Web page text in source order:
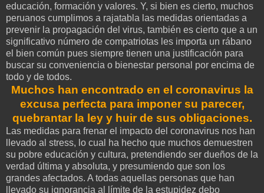
educación, formación y valores. Y, si bien es cierto, muchos
peruanos cumplimos a rajatabla las medidas orientadas a
prevenir la propagación del virus, también es cierto que a un
significativo número de compatriotas les importa un rábano
el bien común pues siempre tienen una justificación para
buscar su conveniencia o bienestar personal por encima de
todo y de todos.
Muchos han encontrado en el coronavirus la
excusa perfecta para imponer su parecer,
quebrantar la ley y huir de sus obligaciones.
Las medidas para frenar el impacto del coronavirus nos han
llevado al stress, lo cual ha hecho que muchos demuestren
su pobre educación y cultura, pretendiendo ser dueños de la
verdad última y absoluta, y presumiendo que son los
grandes afectados. A todas aquellas personas que han
llevado su ignorancia al límite de la estupidez debo